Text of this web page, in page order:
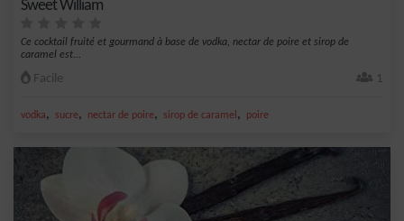
Sweet William
Ce cocktail fruité et gourmand à base de vodka, nectar de poire et sirop de
caramel est...
Facile 1
vodka, sucre, nectar de poire, sirop de caramel , poire